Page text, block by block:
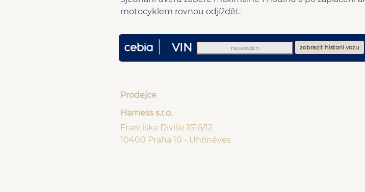
motocyklem rovnou odjíždět.
VIN zobrazit historii vozu
Prodejce
Harness s.r.o.
Františka Diviše 1516/12
10400 Praha 10 - Uhříněves